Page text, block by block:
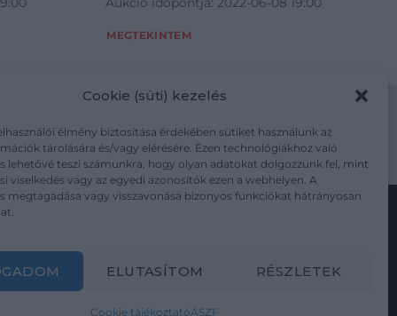
Cookie (süti) kezelés
élmény biztosítása érdekében sütiket használunk az
tárolására és/vagy elérésére. Ezen technológiákhoz való
lehetővé teszi számunkra, hogy olyan adatokat dolgozzunk fel, mint
viselkedés vagy az egyedi azonosítók ezen a webhelyen. A
megtagadása vagy visszavonása bizonyos funkciókat hátrányosan
ELUTASÍTOM RÉSZLETEK
Cookie tájékoztatóÁSZF
MEGTEKINTEM
adatkezelesi-tajekoztato/